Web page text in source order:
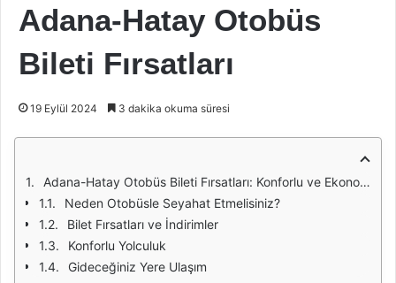
Adana-Hatay Otobüs
Bileti Fırsatları
19 Eylül 2024 3 dakika okuma süresi
Adana-Hatay Otobüs Bileti Fırsatları: Konforlu ve Ekonomik Seyahat İmkanları
Neden Otobüsle Seyahat Etmelisiniz?
Bilet Fırsatları ve İndirimler
Konforlu Yolculuk
Gideceğiniz Yere Ulaşım